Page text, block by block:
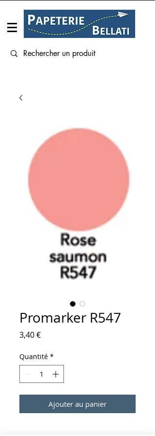
Promarker R547
3,40 €Prix
Quantité *
Ajouter au panier